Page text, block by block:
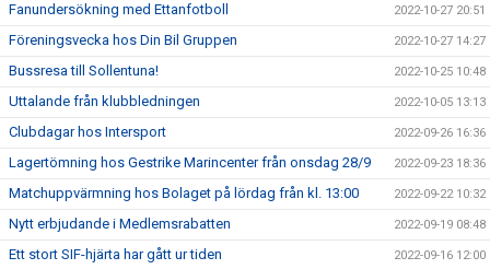
Fanundersökning med Ettanfotboll 2022-10-27 20:51
Föreningsvecka hos Din Bil Gruppen 2022-10-27 14:27
Bussresa till Sollentuna! 2022-10-25 10:48
Uttalande från klubbledningen 2022-10-05 13:13
Clubdagar hos Intersport 2022-09-26 16:36
Lagertömning hos Gestrike Marincenter från onsdag 28/9 2022-09-23 18:36
Matchuppvärmning hos Bolaget på lördag från kl. 13:00 2022-09-22 10:32
Nytt erbjudande i Medlemsrabatten 2022-09-19 08:48
Ett stort SIF-hjärta har gått ur tiden 2022-09-16 12:00